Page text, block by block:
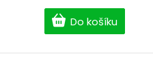
Do košíku